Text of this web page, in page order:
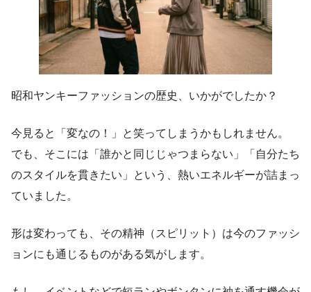
昭和ヤンキーファッションの歴史、いかがでしたか？
今見ると「変なの！」と笑ってしまうかもしれません。
でも、そこには「誰かと同じじゃつまらない」「自分たち
のスタイルを貫きたい」という、熱いエネルギーが詰まっ
ていました。
形は変わっても、その精神（スピリット）は今のファッシ
ョンにも通じるものがある気がします。